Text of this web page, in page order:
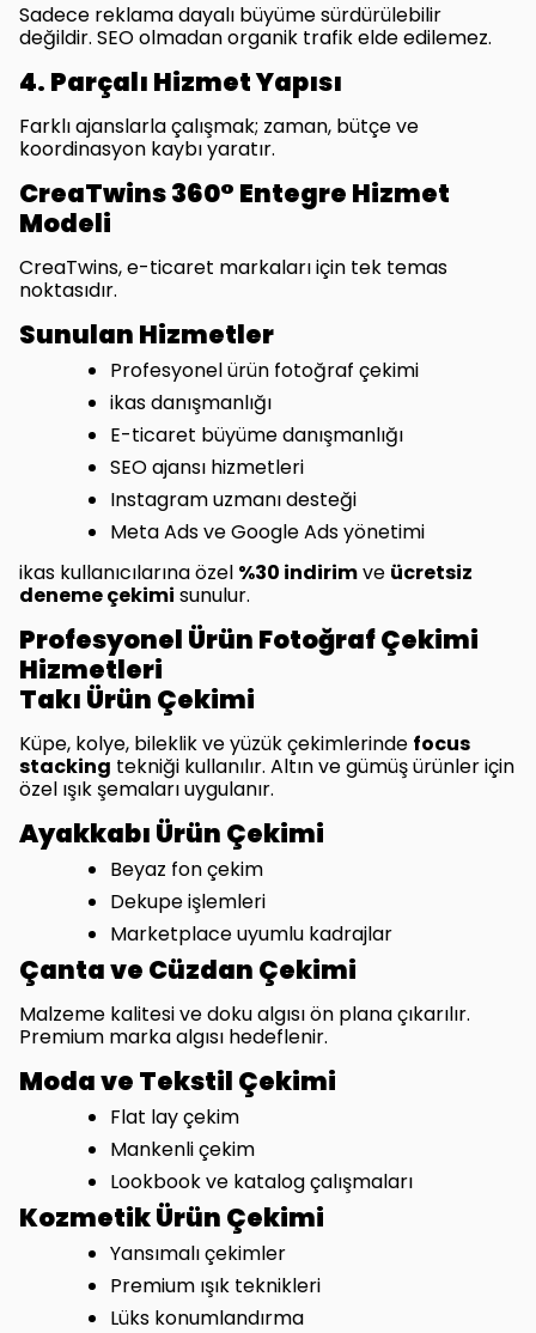
Sadece reklama dayalı büyüme sürdürülebilir
değildir. SEO olmadan organik trafik elde edilemez.
4. Parçalı Hizmet Yapısı
Farklı ajanslarla çalışmak; zaman, bütçe ve
koordinasyon kaybı yaratır.
CreaTwins 360° Entegre Hizmet
Modeli
CreaTwins, e-ticaret markaları için tek temas
noktasıdır.
Sunulan Hizmetler
Profesyonel ürün fotoğraf çekimi
ikas danışmanlığı
E-ticaret büyüme danışmanlığı
SEO ajansı hizmetleri
Instagram uzmanı desteği
Meta Ads ve Google Ads yönetimi
ikas kullanıcılarına özel %30 indirimve ücretsiz
deneme çekimi sunulur.
Profesyonel Ürün Fotoğraf Çekimi
Hizmetleri
Takı Ürün Çekimi
Küpe, kolye, bileklik ve yüzük çekimlerinde focus
stacking tekniği kullanılır. Altın ve gümüş ürünler için
özel ışık şemaları uygulanır.
Ayakkabı Ürün Çekimi
Beyaz fon çekim
Dekupe işlemleri
Marketplace uyumlu kadrajlar
Çanta ve Cüzdan Çekimi
Malzeme kalitesi ve doku algısı ön plana çıkarılır.
Premium marka algısı hedeflenir.
Moda ve Tekstil Çekimi
Flat lay çekim
Mankenli çekim
Lookbook ve katalog çalışmaları
Kozmetik Ürün Çekimi
Yansımalı çekimler
Premium ışık teknikleri
Lüks konumlandırma